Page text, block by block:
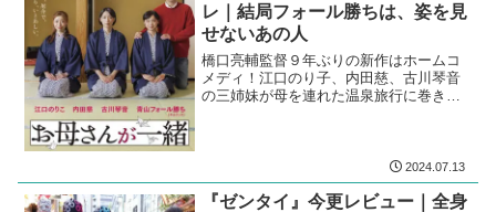
レ｜結局フォール勝ちは、姿を見
せないあの人
橋口亮輔監督９年ぶりの新作はホームコ
メディ！江口のり子、内田慈、古川琴音
の三姉妹が母を連れた温泉旅行に巻き起
2024.07.13
『ゼンタイ』今更レビュー｜全身